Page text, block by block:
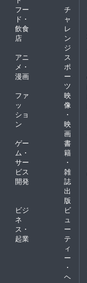
フー
ド・
飲食
店
チ
ャ
レ
ン
ジ
アニ
メ・
漫画
ス
ポ
ー
ツ
ファ
ッ
ショ
ン
映
像
・
映
画
ゲー
ム・
サー
ビス
開発
書
籍
・
雑
誌
出
版
ビジ
ネ
ス・
起業
ビ
ュ
ー
テ
ィ
ー
・
ヘ